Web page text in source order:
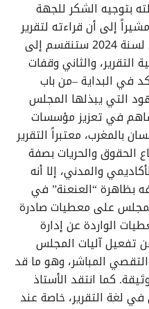
بتوجيه الشكر للجهة
إلى أن قراءته لتقرير
المجلس الوطني لحقوق الإنسان لسنة 2024 ستنقسم إلى
التقرير، والثاني وقفات
في البداية –من باب
التي يبذلها المجلس
في تعزيز مؤسسات
بالمغرب، معتبراً التقرير
الحقوق والحريات بصفة
والمدني، إلا أنه
بظاهرة “العنعنة” في
على معطيات صادرة
الواردة عن إدارة
تفعيل آليات المجلس
المباشر، وهو ما قد
كما انتقد الأستاذ
لغة التقرير، خاصة عند